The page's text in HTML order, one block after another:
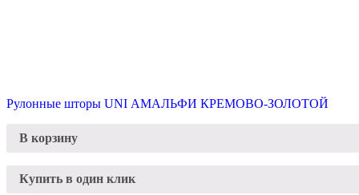
Рулонные шторы UNI АМАЛЬФИ КРЕМОВО-ЗОЛОТОЙ
В корзину
Купить в один клик